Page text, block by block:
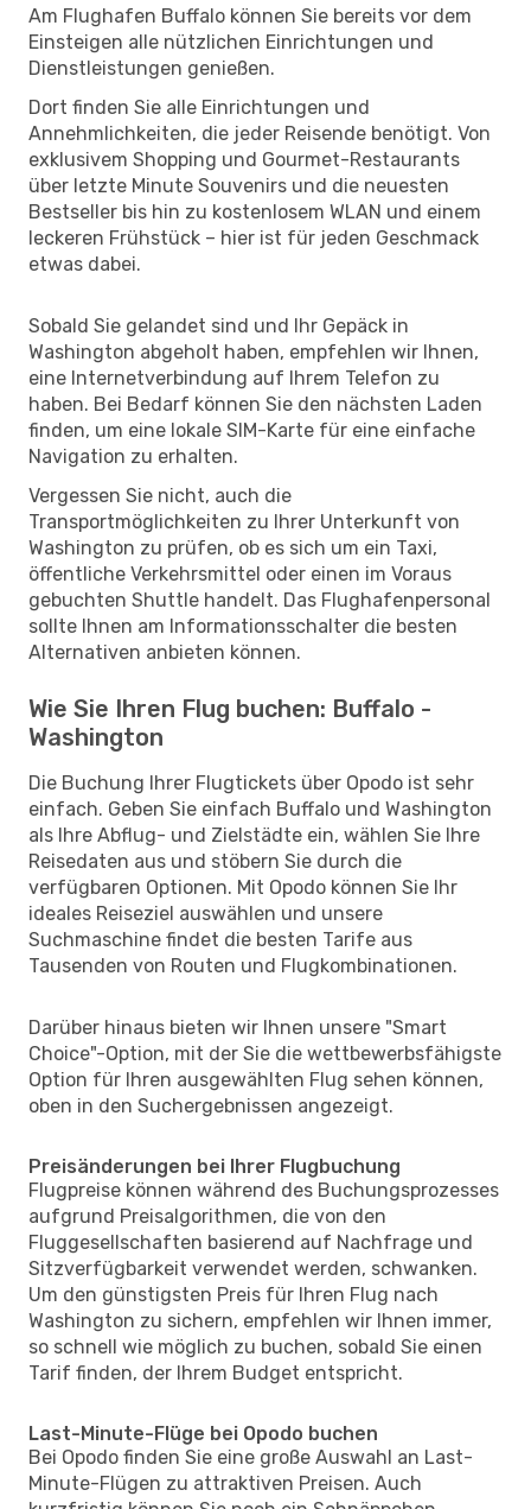
Am Flughafen Buffalo können Sie bereits vor dem
Einsteigen alle nützlichen Einrichtungen und
Dienstleistungen genießen.
Dort finden Sie alle Einrichtungen und
Annehmlichkeiten, die jeder Reisende benötigt. Von
exklusivem Shopping und Gourmet-Restaurants
über letzte Minute Souvenirs und die neuesten
Bestseller bis hin zu kostenlosem WLAN und einem
leckeren Frühstück – hier ist für jeden Geschmack
etwas dabei.
Sobald Sie gelandet sind und Ihr Gepäck in
Washington abgeholt haben, empfehlen wir Ihnen,
eine Internetverbindung auf Ihrem Telefon zu
haben. Bei Bedarf können Sie den nächsten Laden
finden, um eine lokale SIM-Karte für eine einfache
Navigation zu erhalten.
Vergessen Sie nicht, auch die
Transportmöglichkeiten zu Ihrer Unterkunft von
Washington zu prüfen, ob es sich um ein Taxi,
öffentliche Verkehrsmittel oder einen im Voraus
gebuchten Shuttle handelt. Das Flughafenpersonal
sollte Ihnen am Informationsschalter die besten
Alternativen anbieten können.
Wie Sie Ihren Flug buchen: Buffalo -
Washington
Die Buchung Ihrer Flugtickets über Opodo ist sehr
einfach. Geben Sie einfach Buffalo und Washington
als Ihre Abflug- und Zielstädte ein, wählen Sie Ihre
Reisedaten aus und stöbern Sie durch die
verfügbaren Optionen. Mit Opodo können Sie Ihr
ideales Reiseziel auswählen und unsere
Suchmaschine findet die besten Tarife aus
Tausenden von Routen und Flugkombinationen.
Darüber hinaus bieten wir Ihnen unsere "Smart
Choice"-Option, mit der Sie die wettbewerbsfähigste
Option für Ihren ausgewählten Flug sehen können,
oben in den Suchergebnissen angezeigt.
Preisänderungen bei Ihrer Flugbuchung
Flugpreise können während des Buchungsprozesses
aufgrund Preisalgorithmen, die von den
Fluggesellschaften basierend auf Nachfrage und
Sitzverfügbarkeit verwendet werden, schwanken.
Um den günstigsten Preis für Ihren Flug nach
Washington zu sichern, empfehlen wir Ihnen immer,
so schnell wie möglich zu buchen, sobald Sie einen
Tarif finden, der Ihrem Budget entspricht.
Last-Minute-Flüge bei Opodo buchen
Bei Opodo finden Sie eine große Auswahl an Last-
Minute-Flügen zu attraktiven Preisen. Auch